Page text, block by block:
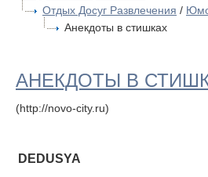
Отдых Досуг Развлечения /
Анекдоты в стишках
АНЕКДОТЫ В
(http://novo-city.ru)
DEDUSYA